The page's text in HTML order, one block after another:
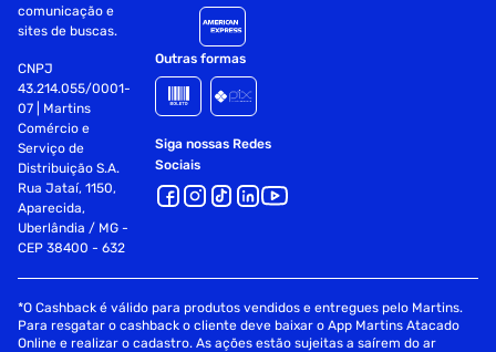
comunicação e
sites de buscas.
CNPJ
43.214.055/0001-
07 | Martins
Comércio e
Serviço de
Distribuição S.A.
Rua Jataí, 1150,
Aparecida,
Uberlândia / MG -
CEP 38400 - 632
Outras formas
Siga nossas Redes
Sociais
*O Cashback é válido para produtos vendidos e entregues pelo Martins.
Para resgatar o cashback o cliente deve baixar o App Martins Atacado
Online e realizar o cadastro. As ações estão sujeitas a saírem do ar